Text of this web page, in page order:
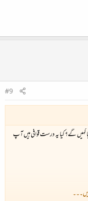
#9
گے؟ کیا یہ درست قوافی ہیں آپ